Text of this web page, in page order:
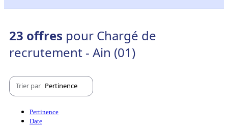
23 offres pour Chargé de
recrutement - Ain (01)
Trier par Pertinence
Pertinence
Date